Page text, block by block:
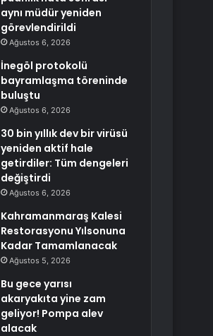
aynı müdür yeniden
görevlendirildi
Ağustos 6, 2026
İnegöl protokolü
bayramlaşma töreninde
buluştu
Ağustos 6, 2026
30 bin yıllık dev bir virüsü
yeniden aktif hale
getirdiler: Tüm dengeleri
değiştirdi
Ağustos 6, 2026
Kahramanmaraş Kalesi
Restorasyonu Yılsonuna
Kadar Tamamlanacak
Ağustos 5, 2026
Bu gece yarısı
akaryakıta yine zam
geliyor! Pompa alev
alacak